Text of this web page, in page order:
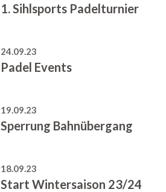
1. Sihlsports Padelturnier
24.09.23
Padel Events
19.09.23
Sperrung Bahnübergang
18.09.23
Start Wintersaison 23/24